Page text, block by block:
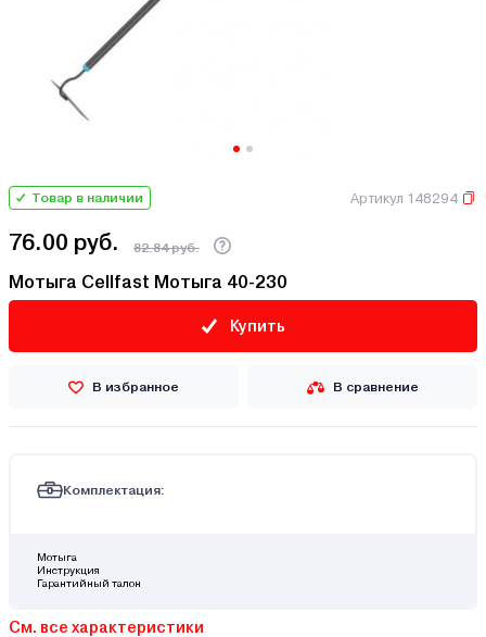
Товар в наличии Артикул 148294
76.00 руб. 82.84 руб.
Мотыга Cellfast Мотыга 40-230
Купить
В избранное В сравнение
Комплектация:
Мотыга
Инструкция
Гарантийный талон
См. все характеристики